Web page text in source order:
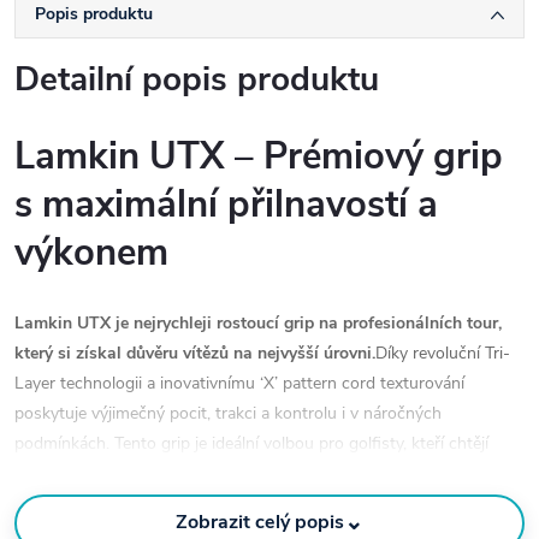
Popis produktu
Detailní popis produktu
Lamkin UTX – Prémiový grip
s maximální přilnavostí a
výkonem
Lamkin UTX je nejrychleji rostoucí grip na profesionálních tour,
který si získal důvěru vítězů na nejvyšší úrovni.Díky revoluční Tri-
Layer technologii a inovativnímu ‘X’ pattern cord texturování
poskytuje výjimečný pocit, trakci a kontrolu i v náročných
podmínkách. Tento grip je ideální volbou pro golfisty, kteří chtějí
Zobrazit celý popis⌄